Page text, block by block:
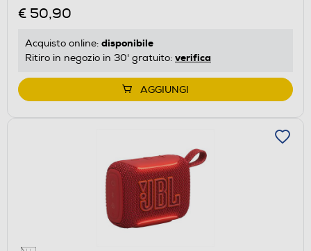
€ 50,90
Acquisto online: disponibile
Ritiro in negozio in 30' gratuito: verifica
AGGIUNGI